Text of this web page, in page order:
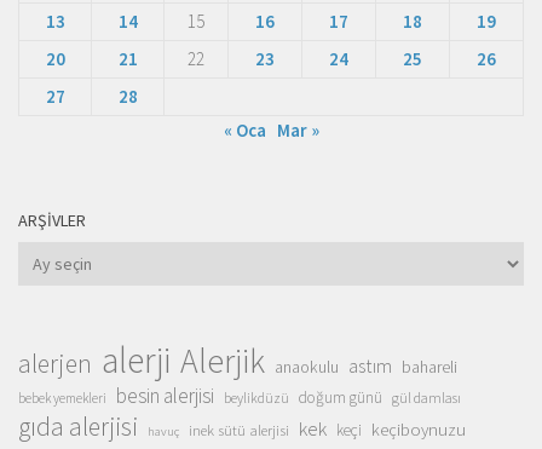
13
14 15 16 17 18
19
20
21 22 23 24 25
26
27
28
« Oca Mar »
ARŞIVLER
Arşivler
alerjen alerji Alerjik anaokulu astım bahareli
bebek yemekleri besin alerjisi beylikdüzü doğum günü gül damlası
gıda alerjisi havuç inek sütü alerjisi kek keçi keçiboynuzu